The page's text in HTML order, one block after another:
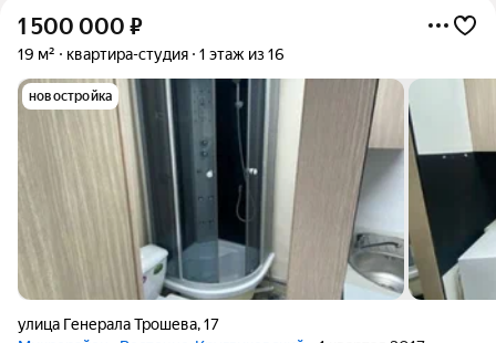
1 500 000 ₽
19 м² квартира-студия 1 этаж из 16
новостройка
улица Генерала Трошева,17